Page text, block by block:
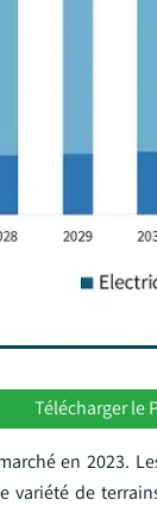
Télécharger le
en 2023.
de